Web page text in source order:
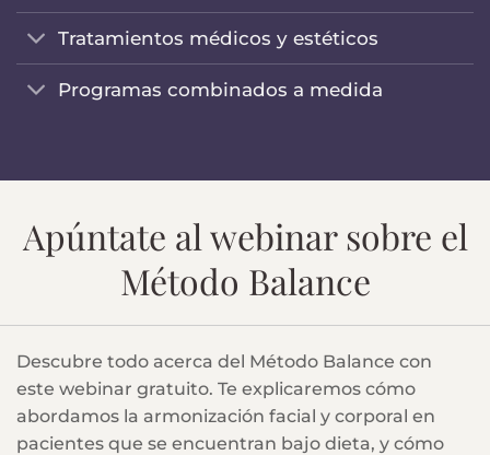
Tratamientos médicos y estéticos
Programas combinados a medida
Apúntate al webinar sobre el
Método Balance
Descubre todo acerca del Método Balance con
este webinar gratuito. Te explicaremos cómo
abordamos la armonización facial y corporal en
pacientes que se encuentran bajo dieta, y cómo